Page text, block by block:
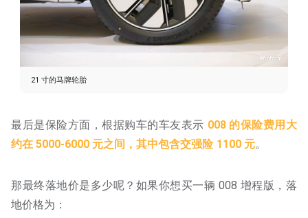
21 寸的马牌轮胎
最后是保险方面，根据购车的车友表示 008 的保险费用大
约在 5000-6000 元之间，其中包含交强险 1100 元。
那最终落地价是多少呢？如果你想买一辆 008 增程版，落
地价格为：